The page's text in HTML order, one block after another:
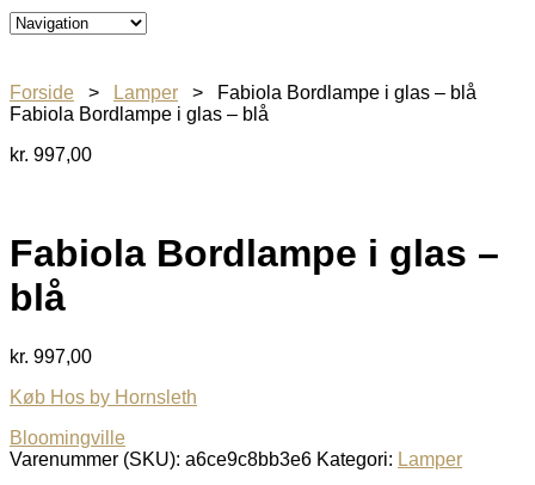
Forside > Lamper > Fabiola Bordlampe i glas – blå
Fabiola Bordlampe i glas – blå
kr. 997,00
Fabiola Bordlampe i glas –
blå
kr. 997,00
Køb Hos by Hornsleth
Bloomingville
Varenummer (SKU): a6ce9c8bb3e6 Kategori: Lamper